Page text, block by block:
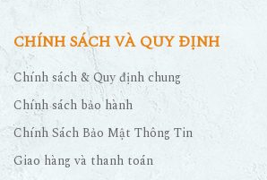
CHÍNH SÁCH VÀ QUY ĐỊNH
Chính sách & Quy định chung
Chính sách bảo hành
Chính Sách Bảo Mật Thông Tin
Giao hàng và thanh toán